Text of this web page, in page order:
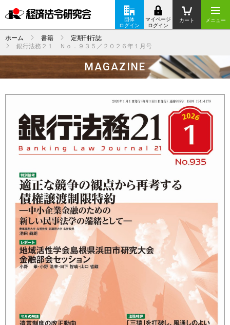
メニュー
カート
マイページ
ログイン
団体
ログイン
ホーム 書籍
定期刊行誌
銀行法務２１ Ｎｏ．９３５／２０２６年１月号
MAGAZINE